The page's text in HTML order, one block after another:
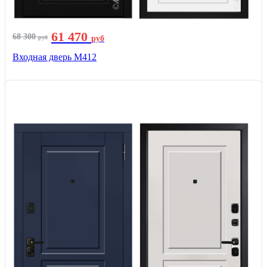
68 300руб 61 470 руб
Входная дверь М412